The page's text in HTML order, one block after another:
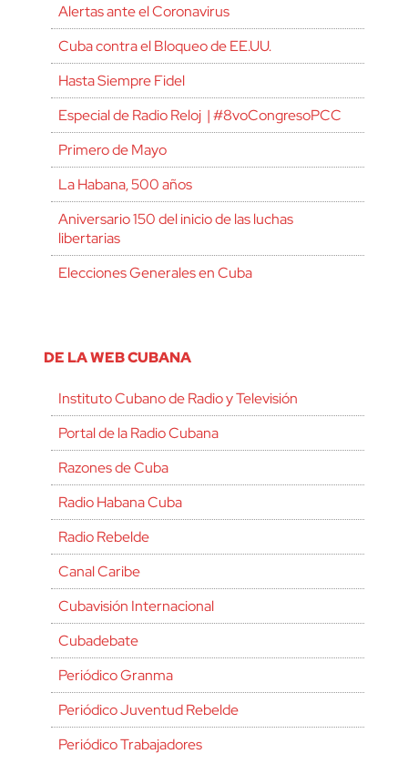
Alertas ante el Coronavirus
Cuba contra el Bloqueo de EE.UU.
Hasta Siempre Fidel
Especial de Radio Reloj | #8voCongresoPCC
Primero de Mayo
La Habana, 500 años
Aniversario 150 del inicio de las luchas
libertarias
Elecciones Generales en Cuba
DE LA WEB CUBANA
Instituto Cubano de Radio y Televisión
Portal de la Radio Cubana
Razones de Cuba
Radio Habana Cuba
Radio Rebelde
Canal Caribe
Cubavisión Internacional
Cubadebate
Periódico Granma
Periódico Juventud Rebelde
Periódico Trabajadores